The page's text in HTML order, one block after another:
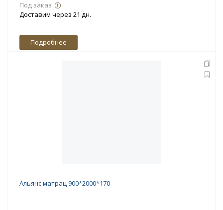
Под заказ
Доставим через 21 дн.
Подробнее
Альянс матрац 900*2000*170